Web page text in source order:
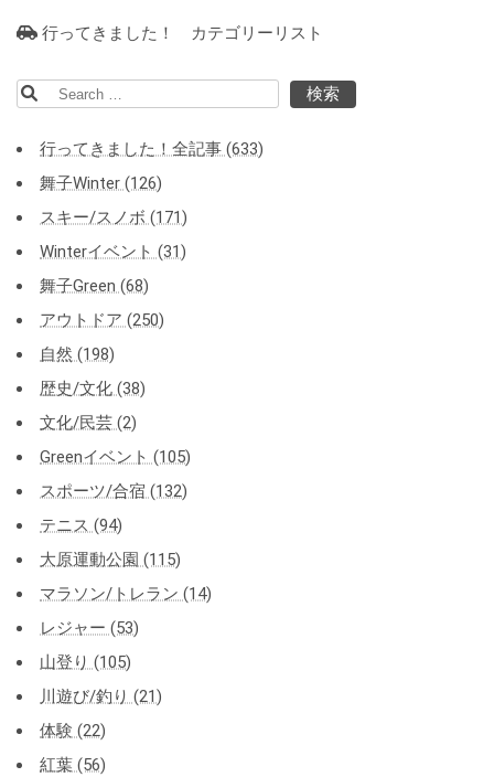
行ってきました！ カテゴリーリスト
索:
行ってきました！全記事 (633)
舞子Winter (126)
スキー/スノボ (171)
Winterイベント (31)
舞子Green (68)
アウトドア (250)
自然 (198)
歴史/文化 (38)
文化/民芸 (2)
Greenイベント (105)
スポーツ/合宿 (132)
テニス (94)
大原運動公園 (115)
マラソン/トレラン (14)
レジャー (53)
山登り (105)
川遊び/釣り (21)
体験 (22)
紅葉 (56)